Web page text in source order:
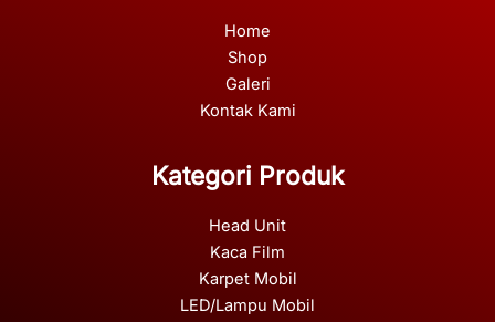
Home
Shop
Galeri
Kontak Kami
Kategori Produk
Head Unit
Kaca Film
Karpet Mobil
LED/Lampu Mobil